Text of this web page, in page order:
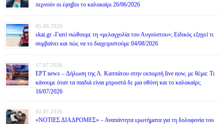
περνούν οι έφηβοι το καλοκαίρι 26/06/2026
05.08.2026
skai.gr -Γιατί νιώθουμε τη «μελαγχολία του Αυγούστου»; Ειδικός εξηγεί τι
συμβαίνει και πώς να το διαχειριστούμε 04/08/2026
17.07.2026
ΕΡΤ news – Δήλωση της Α. Καππάτου στην εκπομπή live now, με θέμα: Τι
κάνουμε όταν τα παιδιά είναι μπροστά δε μια οθόνη και το καλοκαίρι;
16/07/2026
02.07.2026
«ΝΟΤΙΕΣ ΔΙΑΔΡΟΜΕΣ» – Αναπάντητα ερωτήματα για τη δολοφονία του